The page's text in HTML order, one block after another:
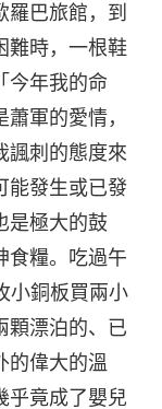
巴旅館，到
難時，一根鞋
今年我的命
軍的愛情，
諷刺的態度來
能發生或已發
是極大的鼓
食糧。吃過午
小銅板買兩小
顆漂泊的、已
的偉大的溫
乎竟成了嬰兒